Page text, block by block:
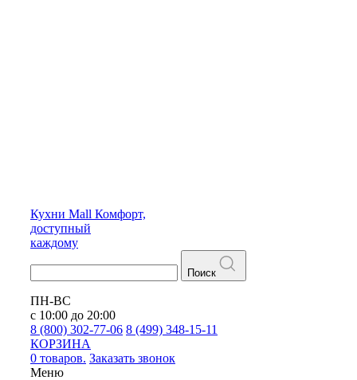
Кухни Mall Комфорт,
доступный
каждому
Поиск
ПН-ВС
с 10:00 до 20:00
8 (800) 302-77-06 8 (499) 348-15-11
КОРЗИНА
0 товаров. Заказать звонок
Меню